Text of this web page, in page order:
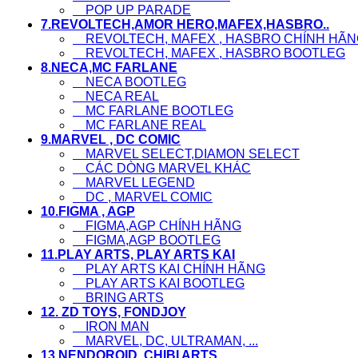
POP UP PARADE
7.REVOLTECH,AMOR HERO,MAFEX,HASBRO..
REVOLTECH, MAFEX , HASBRO CHÍNH
REVOLTECH, MAFEX , HASBRO BOOTLEG
8.NECA,MC FARLANE
NECA BOOTLEG
NECA REAL
MC FARLANE BOOTLEG
MC FARLANE REAL
9.MARVEL , DC COMIC
MARVEL SELECT,DIAMON SELECT
CÁC DÒNG MARVEL KHÁC
MARVEL LEGEND
DC , MARVEL COMIC
10.FIGMA , AGP
FIGMA,AGP CHÍNH HÃNG
FIGMA,AGP BOOTLEG
11.PLAY ARTS, PLAY ARTS KAI
PLAY ARTS KAI CHÍNH HÃNG
PLAY ARTS KAI BOOTLEG
BRING ARTS
12. ZD TOYS, FONDJOY
IRON MAN
MARVEL, DC, ULTRAMAN, ...